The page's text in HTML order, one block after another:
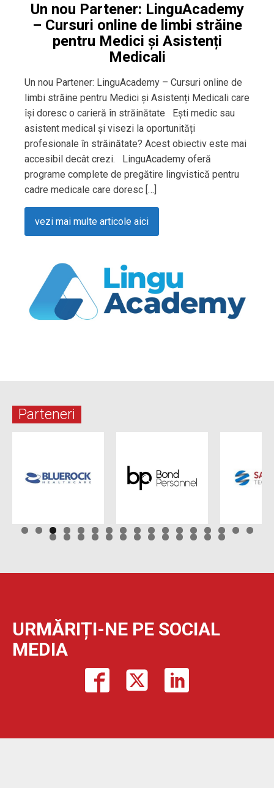
Un nou Partener: LinguAcademy
– Cursuri online de limbi străine
pentru Medici și Asistenți
Medicali
Un nou Partener: LinguAcademy – Cursuri online de
limbi străine pentru Medici și Asistenți Medicali care
își doresc o carieră în străinătate Ești medic sau
asistent medical și visezi la oportunități
profesionale în străinătate? Acest obiectiv este mai
accesibil decât crezi. LinguAcademy oferă
programe complete de pregătire lingvistică pentru
cadre medicale care doresc […]
vezi mai multe articole aici
Parteneri
URMĂRIȚI-NE PE SOCIAL
MEDIA